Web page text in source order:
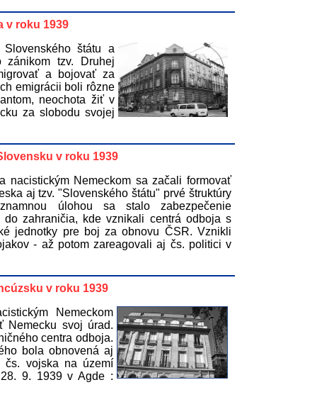
v roku 1939
štátu a
tzv. Druhej
a bojovať za
emigrácii boli rôzne
neochota žiť v
za slobodu svojej
v roku 1939
nacistickým Nemeckom sa začali formovať
aj tzv. "Slovenského štátu" prvé štruktúry
úlohou sa stalo zabezpečenie
do zahraničia, kde vznikali centrá odboja s
jednotky pre boj za obnovu ČSR. Vznikli
- až potom zareagovali aj čs. politici v
v roku 1939
Nemeckom
Nemecku svoj úrad.
centra odboja.
bola obnovená aj
čs. vojska na území
9. 1939 v Agde :